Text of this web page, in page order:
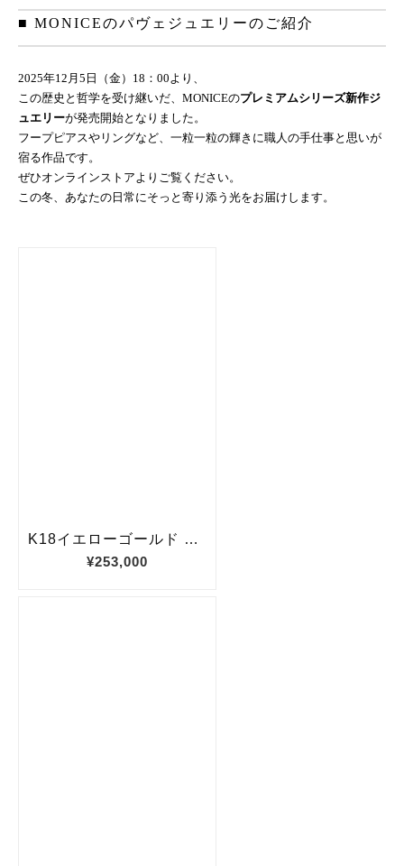
■ MONICEのパヴェジュエリーのご紹介
2025年12月5日（金）18：00より、
この歴史と哲学を受け継いだ、MONICEのプレミアムシリーズ新作ジ
ュエリーが発売開始となりました。
フープピアスやリングなど、一粒一粒の輝きに職人の手仕事と思いが
宿る作品です。
ぜひオンラインストアよりご覧ください。
この冬、あなたの日常にそっと寄り添う光をお届けします。